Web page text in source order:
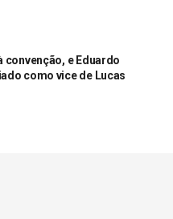
convenção, e Eduardo
como vice de Lucas